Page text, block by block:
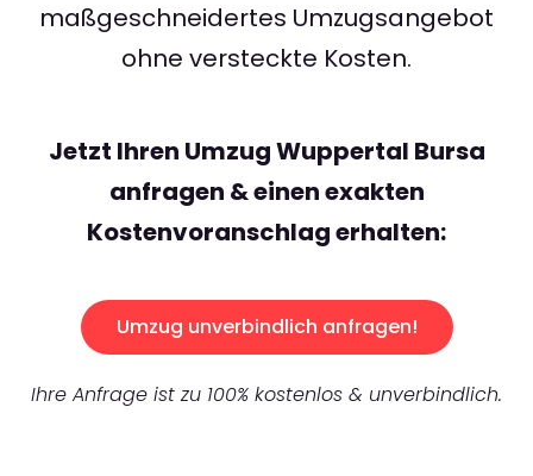
maßgeschneidertes Umzugsangebot
ohne versteckte Kosten.
Jetzt Ihren Umzug Wuppertal Bursa
anfragen & einen exakten
Kostenvoranschlag erhalten:
Umzug unverbindlich anfragen!
Ihre Anfrage ist zu 100% kostenlos & unverbindlich.